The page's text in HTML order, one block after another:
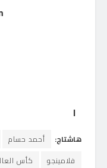
ا
هاشتاج: أحمد حسام
فلامينجو
كأس